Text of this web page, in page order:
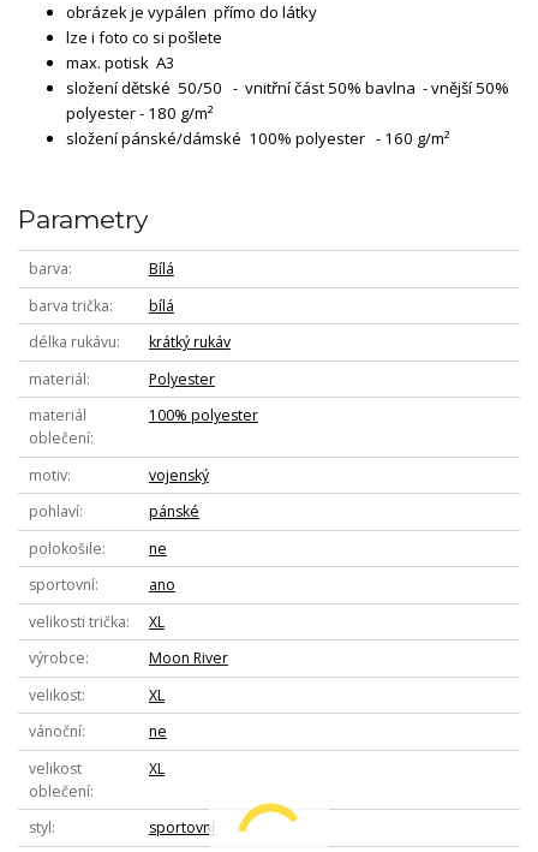
obrázek je vypálen přímo do látky
lze i foto co si pošlete
max. potisk A3
složení dětské 50/50 - vnitřní část 50% bavlna - vnější 50%
polyester - 180 g/m²
složení pánské/dámské 100% polyester - 160 g/m²
Parametry
barva
Bílá
barva trička
bílá
délka rukávu
krátký rukáv
materiál
Polyester
materiál
oblečení
100% polyester
motiv
vojenský
pohlaví
pánské
polokošile
ne
sportovní
ano
velikosti trička
XL
výrobce
Moon River
velikost
XL
vánoční
ne
velikost
oblečení
XL
styl
sportovní